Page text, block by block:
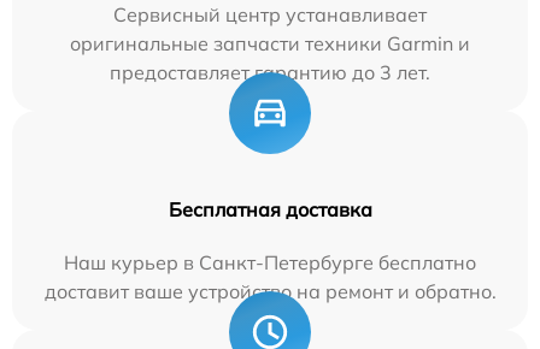
Сервисный центр устанавливает
оригинальные запчасти техники Garmin и
предоставляет гарантию до 3 лет.
Бесплатная доставка
Наш курьер в Санкт-Петербурге бесплатно
доставит ваше устройство на ремонт и обратно.